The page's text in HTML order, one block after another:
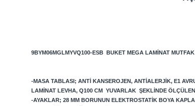
9BYM06MGLMYVQ100-ESB BUKET MEGA LAMINAT MUTFAK
-MASA TABLASI; ANTI KANSEROJEN, ANTIALERJIK, E1
LAMINAT LEVHA, Q100 CM YUVARLAK ŞEKLINDE
-AYAKLAR; 28 MM BORUNUN ELEKTROSTATIK BOYA